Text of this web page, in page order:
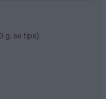
g, se tips)